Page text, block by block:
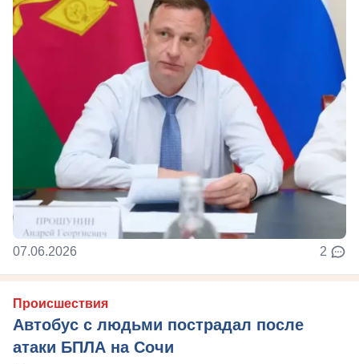
07.06.2026 2
Происшествия
Автобус с людьми пострадал после
атаки БПЛА на Сочи